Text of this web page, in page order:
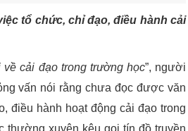
tổ chức, chỉ đạo, điều hành cải
về cải đạo trong trường học”, người
vấn nói rằng chưa đọc được văn
điều hành hoạt động cải đạo trong
thường xuyên kêu gọi tín đồ truyền